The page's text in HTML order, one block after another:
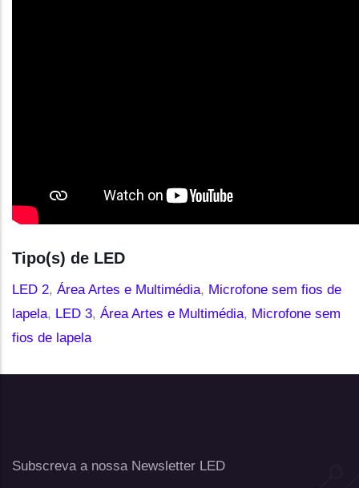
Tipo(s) de LED
LED 2, Área Artes e Multimédia, Microfone sem fios de
lapela, LED 3, Área Artes e Multimédia, Microfone sem
fios de lapela
Subscreva a nossa Newsletter LED